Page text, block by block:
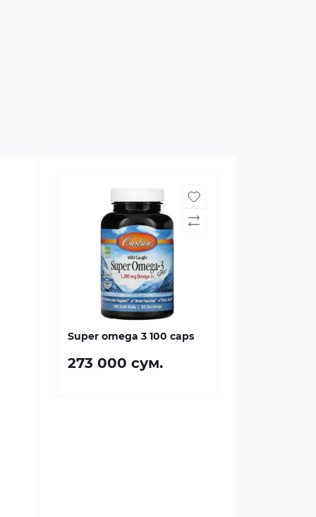
Super omega 3 100 caps
273 000 сум.